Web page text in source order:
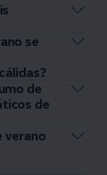
se
de
de
verano